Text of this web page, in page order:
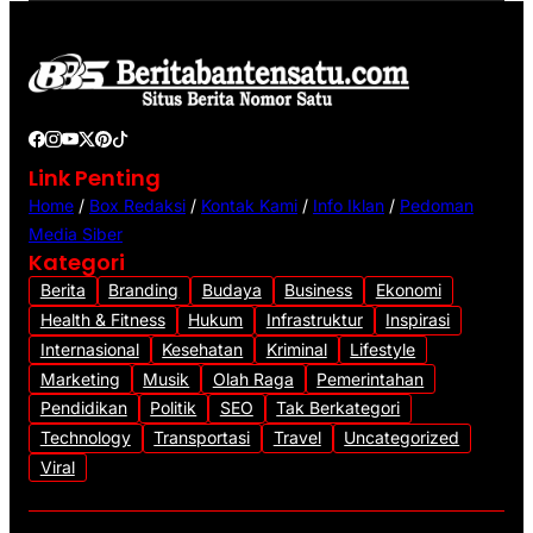
o
Link Penting
Home / Box Redaksi / Kontak Kami / Info Iklan / Pedoman
Media Siber
Kategori
Berita Branding Budaya Business
Ekonomi
Health & Fitness
Hukum Infrastruktur
Inspirasi
Internasional
Kesehatan Kriminal
Lifestyle
Marketing
Musik Olah Raga
Pemerintahan
Pendidikan
Politik SEO
Tak Berkategori
Technology
Transportasi Travel
Uncategorized
Viral